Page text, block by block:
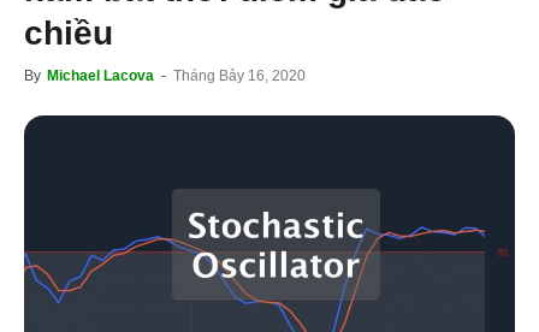
chiều
By Michael Lacova - Tháng Bảy 16, 2020